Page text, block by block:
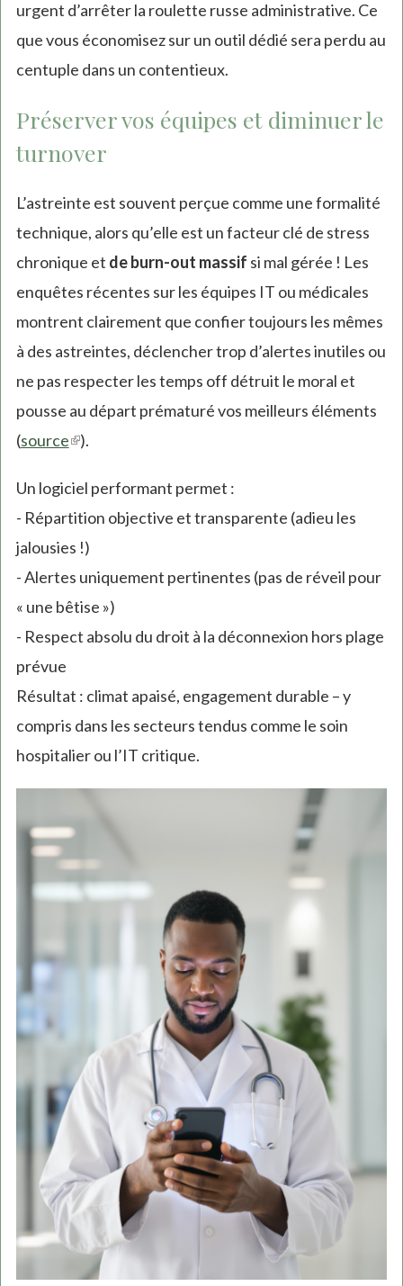
urgent d’arrêter la roulette russe administrative. Ce
que vous économisez sur un outil dédié sera perdu au
centuple dans un contentieux.
Préserver vos équipes et diminuer le
turnover
L’astreinte est souvent perçue comme une formalité
technique, alors qu’elle est un facteur clé de stress
chronique et de burn-out massif si mal gérée ! Les
enquêtes récentes sur les équipes IT ou médicales
montrent clairement que confier toujours les mêmes
à des astreintes, déclencher trop d’alertes inutiles ou
ne pas respecter les temps off détruit le moral et
pousse au départ prématuré vos meilleurs éléments
(source(link
external)
).
Un logiciel performant permet :
- Répartition objective et transparente (adieu les
jalousies !)
- Alertes uniquement pertinentes (pas de réveil pour
« une bêtise »)
- Respect absolu du droit à la déconnexion hors plage
prévue
Résultat : climat apaisé, engagement durable – y
compris dans les secteurs tendus comme le soin
hospitalier ou l’IT critique.